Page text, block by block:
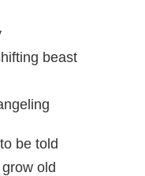
beast
be told
old